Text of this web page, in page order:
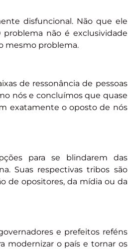
disfuncional. Não que ele
não é exclusividade
mesmo problema.
de ressonância de pessoas
nós e concluímos que quase
exatamente o oposto de nós
para se blindarem das
Suas respectivas tribos são
de opositores, da mídia ou da
e prefeitos reféns
modernizar o país e tornar os